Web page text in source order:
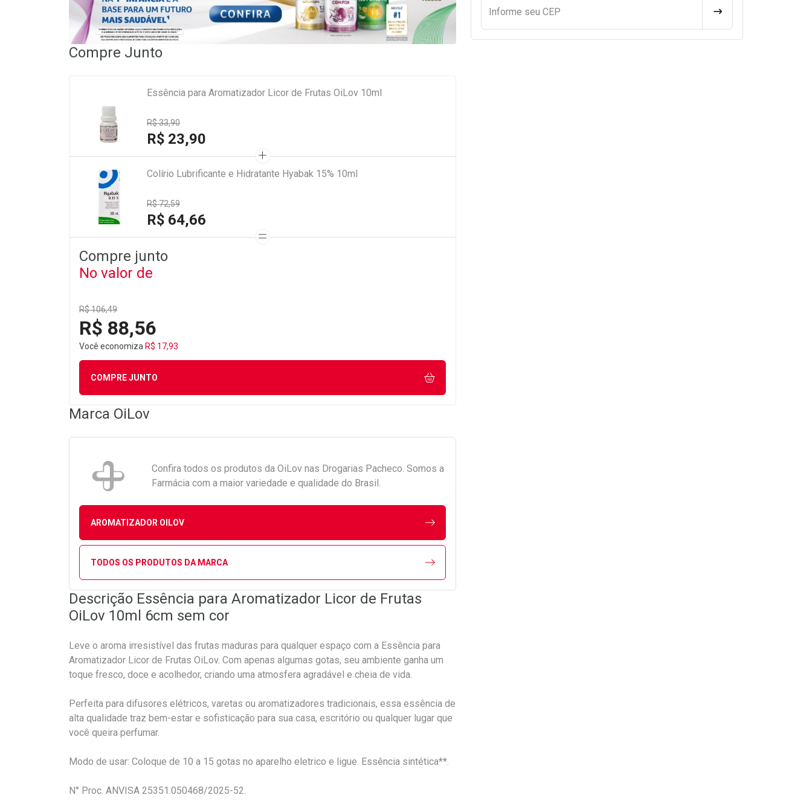
Informe seu CEP CALCULAR FRETE
Compre Junto
Essência para Aromatizador Licor de Frutas OiLov 10ml
R$ 33,90
R$ 23,90
Colírio Lubrificante e Hidratante Hyabak 15% 10ml
R$ 72,59
R$ 64,66
Compre junto
No valor de
R$ 106,49
R$ 88,56
Você economiza R$ 17,93
COMPRE JUNTO
Marca OiLov
Confira todos os produtos da OiLov nas Drogarias Pacheco. Somos a
Farmácia com a maior variedade e qualidade do Brasil.
AROMATIZADOR OILOV
TODOS OS PRODUTOS DA MARCA
Descrição Essência para Aromatizador Licor de Frutas
OiLov 10ml 6cm sem cor
Leve o aroma irresistível das frutas maduras para qualquer espaço com a Essência para
Aromatizador Licor de Frutas OiLov. Com apenas algumas gotas, seu ambiente ganha um
toque fresco, doce e acolhedor, criando uma atmosfera agradável e cheia de vida.
Perfeita para difusores elétricos, varetas ou aromatizadores tradicionais, essa essência de
alta qualidade traz bem-estar e sofisticação para sua casa, escritório ou qualquer lugar que
você queira perfumar.
Modo de usar: Coloque de 10 a 15 gotas no aparelho eletrico e ligue. Essência sintética**.
N° Proc. ANVISA 25351.050468/2025-52.